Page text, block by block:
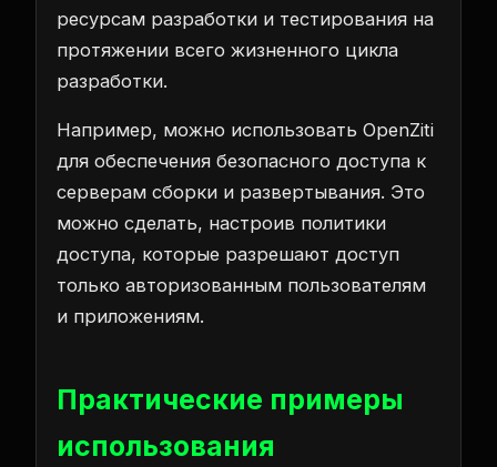
ресурсам разработки и тестирования на
протяжении всего жизненного цикла
разработки.
Например, можно использовать OpenZiti
для обеспечения безопасного доступа к
серверам сборки и развертывания. Это
можно сделать, настроив политики
доступа, которые разрешают доступ
только авторизованным пользователям
и приложениям.
Практические примеры
использования